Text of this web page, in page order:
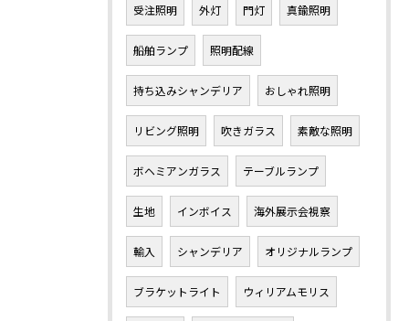
受注照明 外灯 門灯 真鍮照明
船舶ランプ 照明配線
持ち込みシャンデリア おしゃれ照明
リビング照明 吹きガラス 素敵な照明
ボヘミアンガラス テーブルランプ
生地 インボイス 海外展示会視察
輸入 シャンデリア オリジナルランプ
ブラケットライト ウィリアムモリス